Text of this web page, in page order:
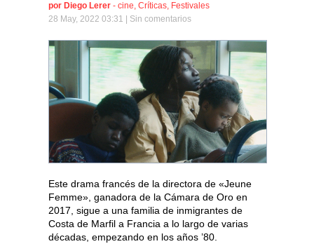
por Diego Lerer - cine, Críticas, Festivales
28 May, 2022 03:31 | Sin comentarios
Este drama francés de la directora de «Jeune
Femme», ganadora de la Cámara de Oro en
2017, sigue a una familia de inmigrantes de
Costa de Marfil a Francia a lo largo de varias
décadas, empezando en los años ’80.